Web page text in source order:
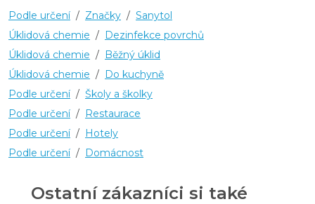
Podle určení / Značky / Sanytol
Úklidová chemie / Dezinfekce povrchů
Úklidová chemie / Běžný úklid
Úklidová chemie / Do kuchyně
Podle určení / Školy a školky
Podle určení / Restaurace
Podle určení / Hotely
Podle určení / Domácnost
Ostatní zákazníci si také